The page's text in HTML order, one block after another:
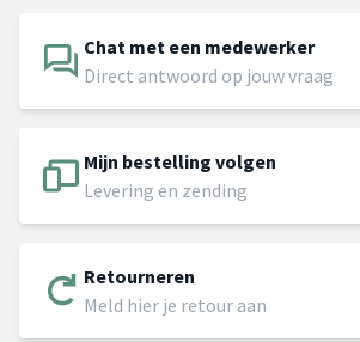
Chat met een medewerker
Direct antwoord op jouw vraag
Mijn bestelling volgen
Levering en zending
Retourneren
Meld hier je retour aan